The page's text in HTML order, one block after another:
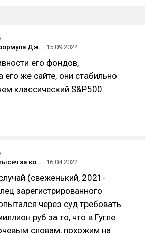
🧙 "Волшебная формула Джоэла Гринблатта: Как профессор превратил инвестирование в детскую игру и посрамил экспертов? 15.09.2024
его фондов,
его же сайте, они стабильно
классический S&P500
Штрафы за 500 тысяч за контекст по товарным знакам конкурентов: что в итоге?
16.04.2022
(свеженький, 2021-
зарегистрированного
через суд требовать
руб за то, что в Гугле
словам, похожим на